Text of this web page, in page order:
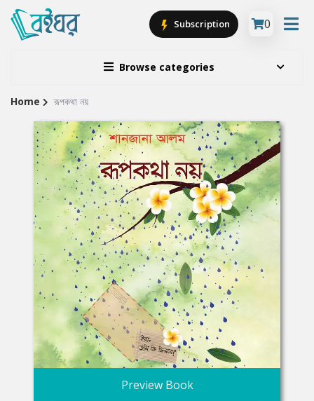
Browse categories
Subscription 0
Site
Breadcrumb
Home রূপকথা নয়
Preview Book